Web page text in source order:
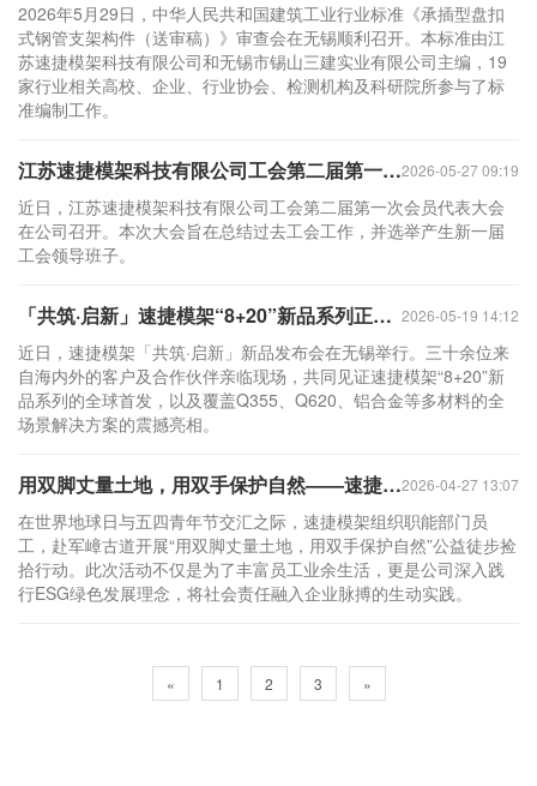
2026年5月29日，中华人民共和国建筑工业行业标准《承插型盘扣
式钢管支架构件（送审稿）》审查会在无锡顺利召开。本标准由江
苏速捷模架科技有限公司和无锡市锡山三建实业有限公司主编，19
家行业相关高校、企业、行业协会、检测机构及科研院所参与了标
准编制工作。
2026-05-27 09:19
江苏速捷模架科技有限公司工会第二届第一次会员代表大会圆满召开
近日，江苏速捷模架科技有限公司工会第二届第一次会员代表大会
在公司召开。本次大会旨在总结过去工会工作，并选举产生新一届
工会领导班子。
2026-05-19 14:12
「共筑·启新」速捷模架“8+20”新品系列正式发布
近日，速捷模架「共筑·启新」新品发布会在无锡举行。三十余位来
自海内外的客户及合作伙伴亲临现场，共同见证速捷模架“8+20”新
品系列的全球首发，以及覆盖Q355、Q620、铝合金等多材料的全
场景解决方案的震撼亮相。
2026-04-27 13:07
用双脚丈量土地，用双手保护自然——速捷模架开展“环保+徒步”公益行动
在世界地球日与五四青年节交汇之际，速捷模架组织职能部门员
工，赴军嶂古道开展“用双脚丈量土地，用双手保护自然”公益徒步捡
拾行动。此次活动不仅是为了丰富员工业余生活，更是公司深入践
行ESG绿色发展理念，将社会责任融入企业脉搏的生动实践。
« 1 2 3 »